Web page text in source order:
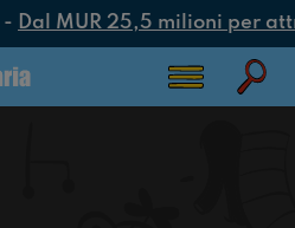
Dal MUR 25,5 milioni per